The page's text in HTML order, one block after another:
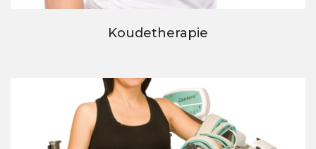
Koudetherapie